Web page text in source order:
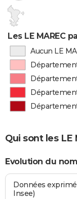
Les LE MAREC
Aucun LE
Qui sont les
Evolution du
Données
Insee)